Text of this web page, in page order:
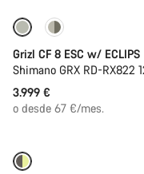
Disponible
Grizl CF 8 ESC w/ ECLIPS
Shimano GRX RD-RX822
3.999 €
o desde 67 €/mes.